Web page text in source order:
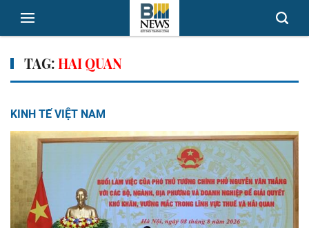
TAG:HAI QUAN
KINH TẾ VIỆT NAM